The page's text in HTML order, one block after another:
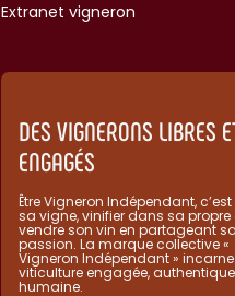
Extranet vigneron​
DES VIGNERONS LIBRES
ENGAGÉS
Être Vigneron Indépendant,
sa vigne, vinifier dans sa propre
vendre son vin en partageant sa
passion. La marque collective «
Vigneron Indépendant »
viticulture engagée,
humaine.​